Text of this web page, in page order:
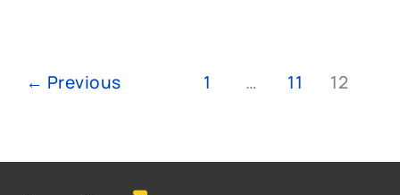
← Previous 1 … 11 12